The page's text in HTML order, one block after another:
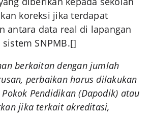
koreksi jika terdapat
antara data real di lapangan
SNPMB.[]
berkaitan dengan jumlah
perbaikan harus dilakukan
Pendidikan (Dapodik) atau
jika terkait akreditasi,